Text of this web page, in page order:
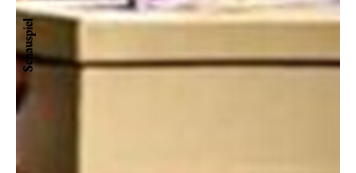
Schauspiel